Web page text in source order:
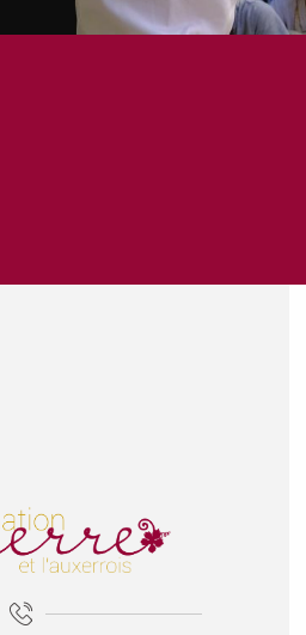
Saveurs | 7 produits régionaux
miroir »
de Belin